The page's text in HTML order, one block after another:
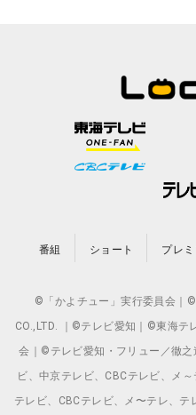
番組 ショート プレ
©「かよチュー」実行委員会｜
CO.,LTD. ｜©テレビ愛知｜©東海
会｜©テレビ愛知・フリュー／徹
ビ、中京テレビ、CBCテレビ、メ
テレビ、CBCテレビ、メ〜テレ、